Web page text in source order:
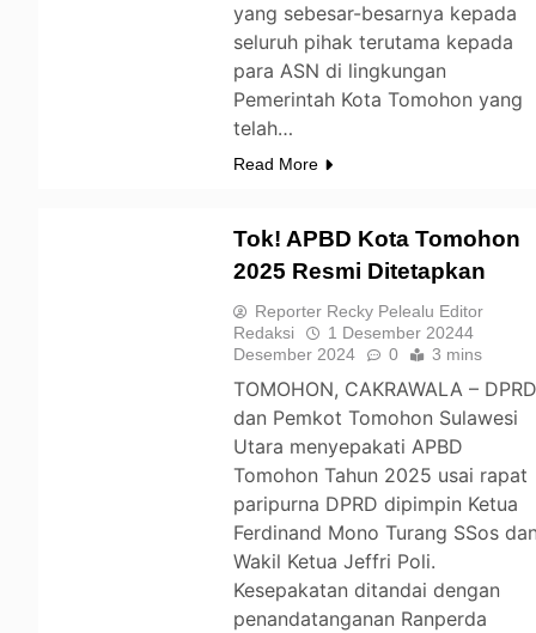
yang sebesar-besarnya kepada
seluruh pihak terutama kepada
para ASN di lingkungan
Pemerintah Kota Tomohon yang
telah…
Read More
Tok! APBD Kota Tomohon
2025 Resmi Ditetapkan
Reporter Recky Pelealu Editor
Redaksi
1 Desember 20244
Desember 2024
0 3 mins
TOMOHON, CAKRAWALA –
dan Pemkot Tomohon Sulawesi
Utara menyepakati APBD
Tomohon Tahun 2025 usai rapat
paripurna DPRD dipimpin Ketua
Ferdinand Mono Turang SSos
Wakil Ketua Jeffri Poli.
Kesepakatan ditandai dengan
penandatanganan Ranperda